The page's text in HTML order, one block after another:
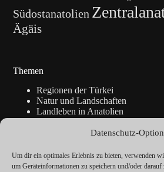
Datenschutz-
Um dir ein optimales Erlebnis zu bieten, verwenden
um Geräteinformationen zu speichern und/oder
Südostanatolien
Ägäis
Themen
Regionen der Türkei
Natur und Landschaften
Landleben in Anatolien
Blickpunkte
Reise-Info